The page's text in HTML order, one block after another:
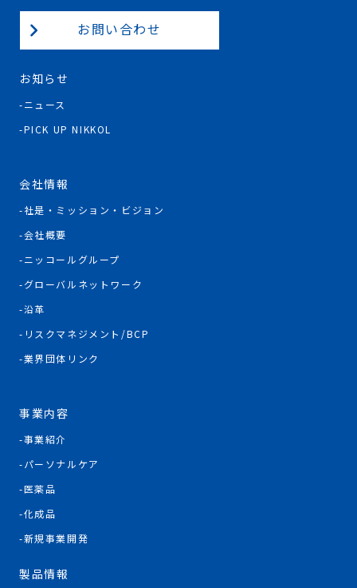
お問い合わせ
お知らせ
ニュース
PICK UP NIKKOL
会社情報
社是・ミッション・ビジョン
会社概要
ニッコールグループ
グローバルネットワーク
沿革
リスクマネジメント/BCP
業界団体リンク
事業内容
事業紹介
パーソナルケア
医薬品
化成品
新規事業開発
製品情報